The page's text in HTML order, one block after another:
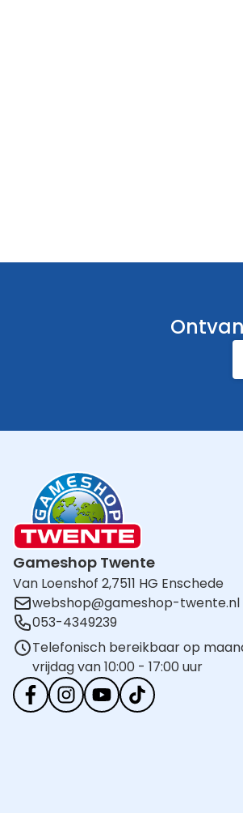
Gameshop Twente
Van Loenshof 2,7511 HG Enschede
webshop@gameshop-twente.nl
053-4349239
Telefonisch bereikbaar op
vrijdag van 10:00 - 17:00 uur